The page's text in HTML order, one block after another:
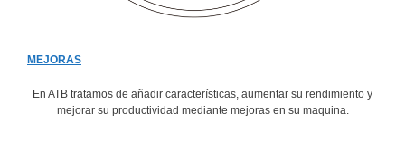
MEJORAS
En ATB tratamos de añadir características, aumentar su rendimiento y
mejorar su productividad mediante mejoras en su maquina.